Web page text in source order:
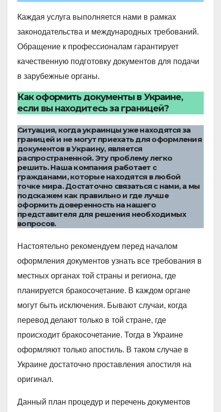
Каждая услуга выполняется нами в рамках
законодательства и международных требований.
Обращение к профессионалам гарантирует
качественную подготовку документов для подачи
в зарубежные органы.
Как оформить документы в Украине,
если вы находитесь за границей?
Ситуация, когда украинцы уже находятся за
границей и не могут приехать для оформления
документов в Украину, является
распространенной. Эту проблему легко
решить. Наша компания работает с
гражданами, которые находятся в любой
точке мира. Достаточно связаться с нами, а мы
подскажем как правильно и где лучше
оформить доверенность на нашего
представителя для решения необходимых
вопросов.
Настоятельно рекомендуем перед началом
оформления документов узнать все требования в
местных органах той страны и региона, где
планируется бракосочетание. В каждом органе
могут быть исключения. Бывают случаи, когда
перевод делают только в той стране, где
происходит бракосочетание. Тогда в Украине
оформляют только апостиль. В таком случае в
Украине достаточно проставления апостиля на
оригинал.
Данный план процедур и перечень документов